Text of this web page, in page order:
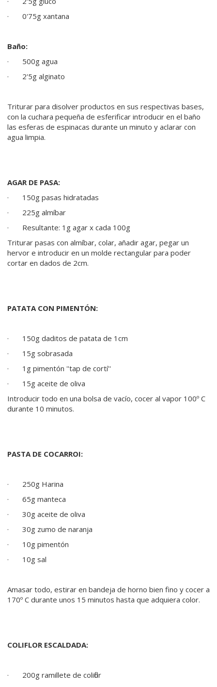
· 0'75g xantana
Baño:
· 500g agua
· 2'5g alginato
Triturar para disolver productos en sus respectivas bases,
con la cuchara pequeña de esferificar introducir en el baño
las esferas de espinacas durante un minuto y aclarar con
agua limpia.
AGAR DE PASA:
· 150g pasas hidratadas
· 225g almíbar
· Resultante: 1g agar x cada 100g
Triturar pasas con almíbar, colar, añadir agar, pegar un
hervor e introducir en un molde rectangular para poder
cortar en dados de 2cm.
PATATA CON PIMENTÓN:
· 150g daditos de patata de 1cm
· 15g sobrasada
· 1g pimentón ''tap de cortí''
· 15g aceite de oliva
Introducir todo en una bolsa de vacío, cocer al vapor 100º C
durante 10 minutos.
PASTA DE COCARROI:
· 250g Harina
· 65g manteca
· 30g aceite de oliva
· 30g zumo de naranja
· 10g pimentón
· 10g sal
Amasar todo, estirar en bandeja de horno bien fino y cocer a
170º C durante unos 15 minutos hasta que adquiera color.
COLIFLOR ESCALDADA:
· 200g ramillete de coliflor